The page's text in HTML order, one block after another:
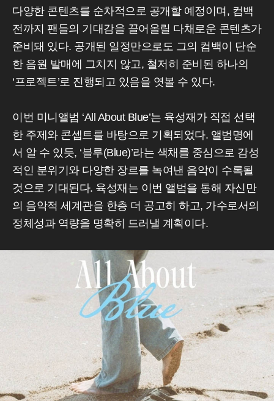
다양한 콘텐츠를 순차적으로 공개할 예정이며, 컴백
전까지 팬들의 기대감을 끌어올릴 다채로운 콘텐츠가
준비돼 있다. 공개된 일정만으로도 그의 컴백이 단순
한 음원 발매에 그치지 않고, 철저히 준비된 하나의
‘프로젝트’로 진행되고 있음을 엿볼 수 있다.
이번 미니앨범 ‘All About Blue’는 육성재가 직접 선택
한 주제와 콘셉트를 바탕으로 기획되었다. 앨범명에
서 알 수 있듯, ‘블루(Blue)’라는 색채를 중심으로 감성
적인 분위기와 다양한 장르를 녹여낸 음악이 수록될
것으로 기대된다. 육성재는 이번 앨범을 통해 자신만
의 음악적 세계관을 한층 더 공고히 하고, 가수로서의
정체성과 역량을 명확히 드러낼 계획이다.